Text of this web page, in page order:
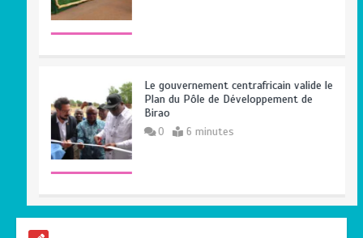
Le gouvernement centrafricain valide le
Plan du Pôle de Développement de
Birao
0 6 minutes